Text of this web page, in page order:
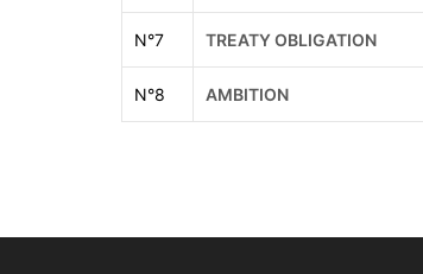
N°7 TREATY OBLIGATION
N°8 AMBITION